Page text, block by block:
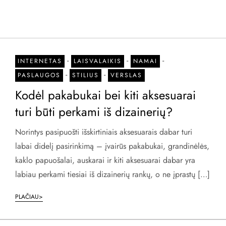
INTERNETAS - LAISVALAIKIS - NAMAI -
PASLAUGOS - STILIUS - VERSLAS
Kodėl pakabukai bei kiti aksesuarai
turi būti perkami iš dizainerių?
Norintys pasipuošti išskirtiniais aksesuarais dabar turi
labai didelį pasirinkimą – įvairūs pakabukai, grandinėlės,
kaklo papuošalai, auskarai ir kiti aksesuarai dabar yra
labiau perkami tiesiai iš dizainerių rankų, o ne įprastų […]
PLAČIAU>